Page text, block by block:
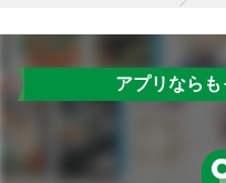
アプリならも